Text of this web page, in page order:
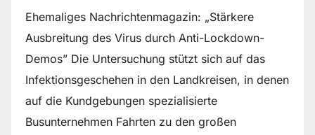
Ehemaliges Nachrichtenmagazin: „Stärkere
Ausbreitung des Virus durch Anti-Lockdown-
Demos” Die Untersuchung stützt sich auf das
Infektionsgeschehen in den Landkreisen, in denen
auf die Kundgebungen spezialisierte
Busunternehmen Fahrten zu den großen